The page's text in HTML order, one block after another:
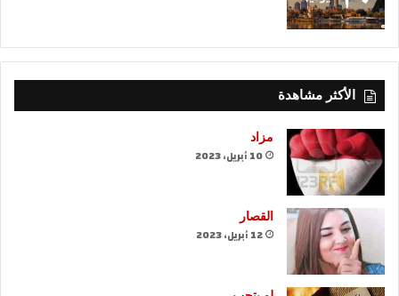
الأكثر مشاهدة
مزاد
10 أبريل، 2023
القصار
12 أبريل، 2023